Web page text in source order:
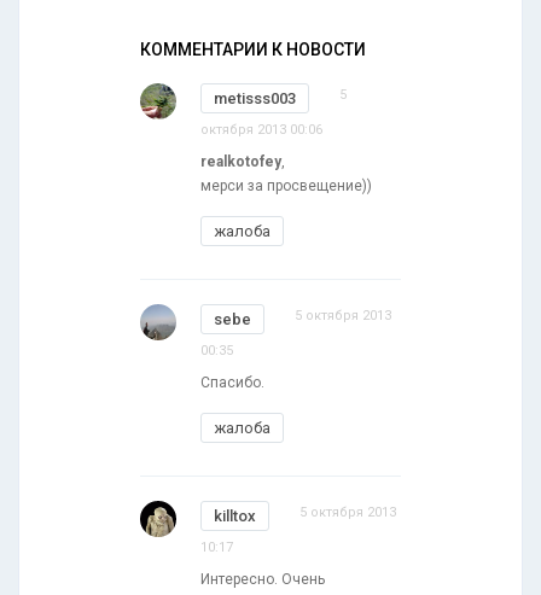
КОММЕНТАРИИ К НОВОСТИ
metisss003 5
октября 2013 00:06
realkotofey,
мерси за просвещение))
жалоба
sebe 5 октября 2013
00:35
Спасибо.
жалоба
killtox 5 октября 2013
10:17
Интересно. Очень